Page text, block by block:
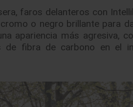
faros delanteros con
o negro brillante para
apariencia más agresiva,
fibra de carbono en el